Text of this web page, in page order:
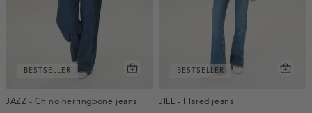
BESTSELLER
JAZZ - Chino herringbone jeans
BESTSELLER
JILL - Flared jeans